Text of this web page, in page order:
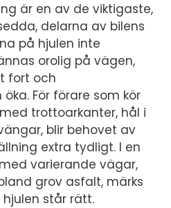
är en av de viktigaste,
delarna av bilens
på hjulen inte
orolig på vägen,
fort och
För förare som kör
trottoarkanter, hål i
blir behovet av
extra tydligt. I en
varierande vägar,
grov asfalt, märks
står rätt.